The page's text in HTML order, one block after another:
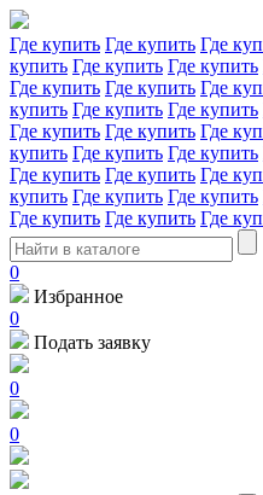
Где купить Где купить Где
купить Где купить Где купить
Где купить Где купить Где
купить Где купить Где купить
Где купить Где купить Где
купить Где купить Где купить
Где купить Где купить Где
купить Где купить Где купить
Где купить Где купить Где
0
Избранное
0
Подать заявку
0
0